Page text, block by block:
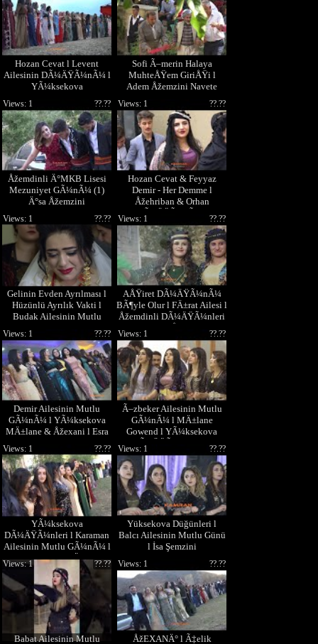
Hozan Cevat l Levent
Ailesinin DÃ¼ÄŸÃ¼nÃ¼ l
YÃ¼ksekova
Sofi Ã–merin Halaya
MuhteÅŸem GiriÅŸi l
Adem Åžemzini Navete
Åžemdinli Ä°MKB Lisesi
Mezuniyet GÃ¼nÃ¼ (1)
Ä°sa Åžemzini
??.??
Views: 1
Hozan Cevat & Feyyaz
Demir - Her Demme l
Åžehriban & Orhan
DÃ¼ÄŸÃ¼nÃ¼ l
YÃ¼ksekova
??.??
Views: 1
Gelinin Evden Ayrılması l
Hüzünlü Ayrılık Vakti l
Budak Ailesinin Mutlu
??.??
Views: 1
AÅŸiret DÃ¼ÄŸÃ¼nÃ¼
BÃ¶yle Olur l FÄ±rat Ailesi l
Åžemdinli DÃ¼ÄŸÃ¼nleri
l Cevdet Åžemzini
??.??
Views: 1
Demir Ailesinin Mutlu
GÃ¼nÃ¼ l YÃ¼ksekova
MÄ±lane & Åžexani l Esra
??.??
Views: 1
Ã–zbeker Ailesinin Mutlu
GÃ¼nÃ¼ l MÄ±lane
Gowend l YÃ¼ksekova
DÃ¼ÄŸÃ¼nleri HD
??.??
Views: 1
YÃ¼ksekova
DÃ¼ÄŸÃ¼nleri l Karaman
Ailesinin Mutlu GÃ¼nÃ¼ l
Hozan Cevat MÄ±lane
??.??
Views: 1
Yüksekova Düğünleri l
Balcı Ailesinin Mutlu Günü
l İsa Şemzini
??.??
Views: 1
Babat Ailesinin Mutlu
??.??
Views: 1
ÅžEXANÄ° l Ã‡elik
??.??
Views: 1